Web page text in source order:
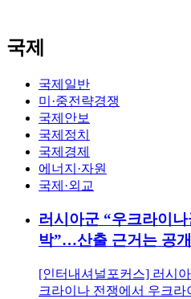
국제
국제일반
미·중전략경쟁
국제안보
국제정치
국제경제
에너지·자원
국제·외교
러시아군 “우크라이
박”…산출 근거는 공
[인터내셔널포커스] 러시
크라이나 전쟁에서 우크